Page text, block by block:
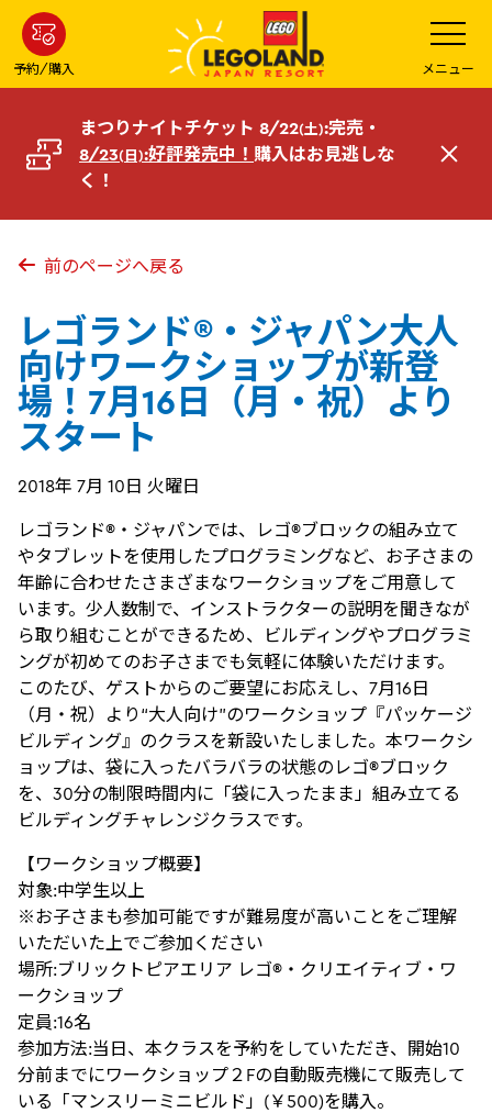
ン
コ
へ
予約/購入
メ
ニ
ュ
ー
を
開
メニュー
まつりナイトチケット 8/22(土):完売・
8/23(日):好評発売中！ 購入はお見逃しな
く！
閉
前のページへ戻る
レゴランド®・ジャパン大人
向けワークショップが新登
場！7月16日（月・祝）より
スタート
2018年 7月 10日 火曜日
レゴランド®・ジャパンでは、レゴ®ブロックの組み立て
やタブレットを使用したプログラミングなど、お子さまの
年齢に合わせたさまざまなワークショップをご用意して
います。少人数制で、インストラクターの説明を聞きなが
ら取り組むことができるため、ビルディングやプログラミ
ングが初めてのお子さまでも気軽に体験いただけます。
このたび、ゲストからのご要望にお応えし、7月16日
（月・祝）より“大人向け”のワークショップ『パッケージ
ビルディング』のクラスを新設いたしました。本ワークシ
ョップは、袋に入ったバラバラの状態のレゴ®ブロック
を、30分の制限時間内に「袋に入ったまま」組み立てる
ビルディングチャレンジクラスです。
【ワークショップ概要】
対象:中学生以上
※お子さまも参加可能ですが難易度が高いことをご理解
いただいた上でご参加ください
場所:ブリックトピアエリア レゴ®・クリエイティブ・ワ
ークショップ
定員:16名
参加方法:当日、本クラスを予約をしていただき、開始10
分前までにワークショップ２Fの自動販売機にて販売して
いる「マンスリーミニビルド」(￥500)を購入。